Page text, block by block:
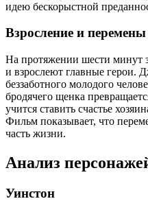
идею бескорыстной
Взросление и перемены
На протяжении шести минут
и взрослеют главные герои.
беззаботного молодого
бродячего щенка
учится ставить счастье
Фильм показывает, что
часть жизни.
Анализ
Уинстон